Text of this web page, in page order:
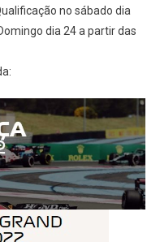
no sábado dia
dia 24 a partir das